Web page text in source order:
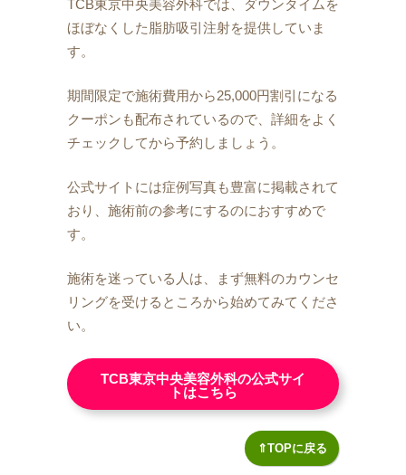
TCB東京中央美容外科では、ダウンタイムを
ほぼなくした脂肪吸引注射を提供していま
す。
期間限定で施術費用から25,000円割引になる
クーポンも配布されているので、詳細をよく
チェックしてから予約しましょう。
公式サイトには症例写真も豊富に掲載されて
おり、施術前の参考にするのにおすすめで
す。
施術を迷っている人は、まず無料のカウンセ
リングを受けるところから始めてみてくださ
い。
TCB東京中央美容外科の公式サイ
トはこちら
⇑TOPに戻る